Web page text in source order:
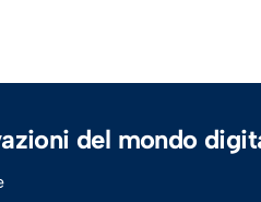
del mondo